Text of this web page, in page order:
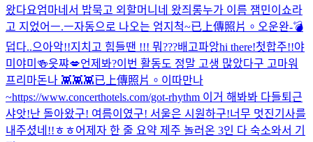
왔다요엄마네서 밥묵고 외할머니네 왔즤롱누가 이름 잼민이쇼라
고 지었어ㅡ.ㅡ자동으로 나오는 엄지척~已上傳照片。 오운완-💣
덥다..으아악!!지치고 힘들땐 !!! 뭐???배고파앙hi there!첫합주!!야
미야미🍻읏쨔💋언제봐?이번 활동도 정말 고생 많았다구 고마워
프리마돈나 👾👾👾已上傳照片。 이따만나
~https://www.concerthotels.com/got-rhythm 이거 해봐봐 다들퇴근
샤앗!난 돌아왔구! 여름이였구! 서울은 시원하구!너무 멋진기사를
내주셨네!!ㅎㅎ어제자 한 줄 요약 제주 놀러온 3인 다 숙소와서 기